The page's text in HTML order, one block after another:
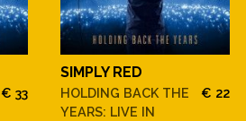
€ 33
SIMPLY RED
HOLDING BACK THE
YEARS: LIVE IN
€ 22